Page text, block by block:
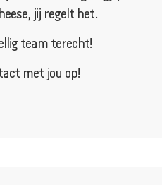
jij regelt het.
team terecht!
met jou op!